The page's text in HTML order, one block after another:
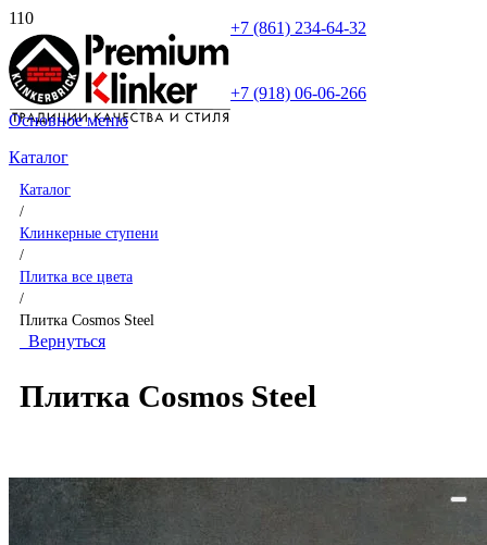
+7 (861) 234-64-32
+7 (918) 06-06-266
Основное меню
Каталог
Каталог
/
Клинкерные ступени
/
Плитка все цвета
/
Плитка Cosmos Steel
Вернуться
Плитка Cosmos Steel